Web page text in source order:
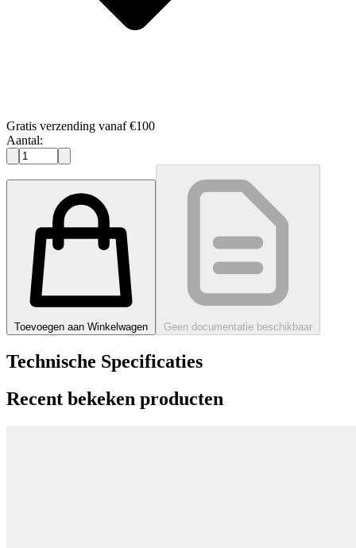
Gratis verzending vanaf €100
Aantal:
Toevoegen aan Winkelwagen Geen documentatie beschikbaar
Technische Specificaties
Recent bekeken producten